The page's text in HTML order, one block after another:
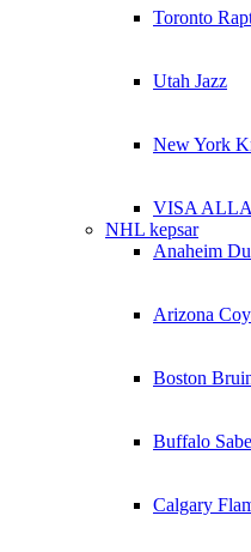
Toronto
Utah Jazz
New York
VISA
NHL kepsar
Anaheim
Arizona
Boston
Buffalo
Calgary